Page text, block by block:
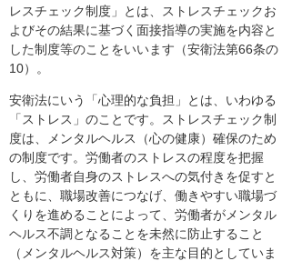
レスチェック制度」とは、ストレスチェックお
よびその結果に基づく面接指導の実施を内容と
した制度等のことをいいます（安衛法第66条の
10）。
安衛法にいう「心理的な負担」とは、いわゆる
「ストレス」のことです。ストレスチェック制
度は、メンタルヘルス（心の健康）確保のため
の制度です。労働者のストレスの程度を把握
し、労働者自身のストレスへの気付きを促すと
ともに、職場改善につなげ、働きやすい職場づ
くりを進めることによって、労働者がメンタル
ヘルス不調となることを未然に防止すること
（メンタルヘルス対策）を主な目的としていま